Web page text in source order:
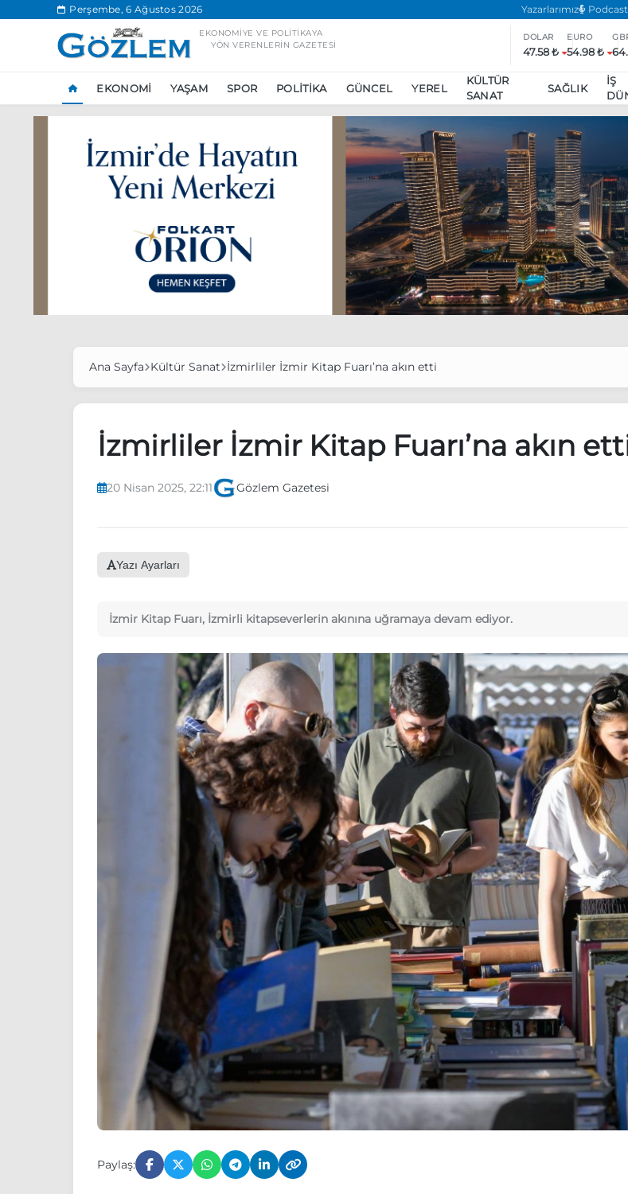
Perşembe, 6 Ağustos 2026 Yazarlarımız Podcast
EKONOMIYE VE POLITIKAYA
YÖN VERENLERIN GAZETESI
DOLAR
47.58 ₺
EURO
54.98 ₺
EKONOMI YAŞAM SPOR POLITIKA GÜNCEL YEREL
KÜLTÜR
SANAT
SAĞLIK
İŞ
Ankara’da eylem yasağı uzatıldı
Özgür Özel,
Ünlü çift bir etkinliğe daha katılmama kararı aldı
Boykot
Ana Sayfa Kültür Sanat İzmirliler İzmir Kitap Fuarı’na akın etti
İzmirliler İzmir Kitap Fuarı’na akın
20 Nisan 2025, 22:11 Gözlem Gazetesi
Yazı Ayarları
İzmir Kitap Fuarı, İzmirli kitapseverlerin akınına uğramaya devam ediyor.
Paylaş: